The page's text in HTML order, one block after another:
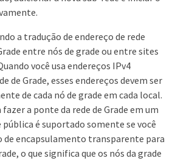
a tradução de endereço de rede
entre nós de grade ou entre sites
você usa endereços IPv4
de Grade, esses endereços devem ser
de cada nó de grade em cada local.
fazer a ponte da rede de Grade em um
é suportado somente se você
de encapsulamento transparente para
o que significa que os nós da grade